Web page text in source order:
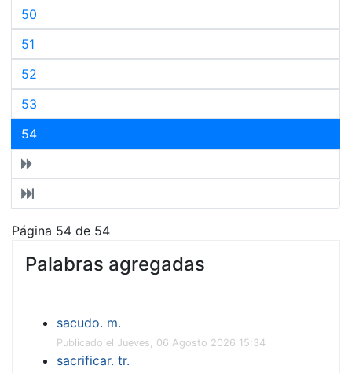
50
51
52
53
54
Página 54 de 54
Palabras agregadas
sacudo. m.
Publicado el Jueves, 06 Agosto 2026 15:34
sacrificar. tr.